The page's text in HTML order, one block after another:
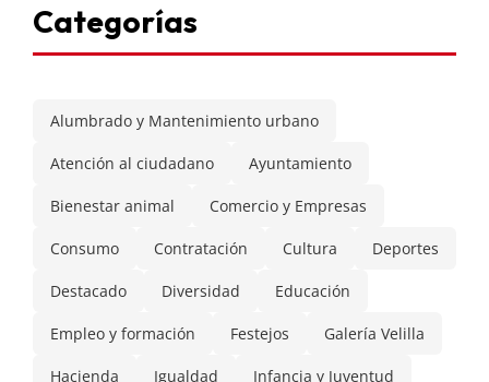
Categorías
Alumbrado y Mantenimiento urbano
Atención al ciudadano Ayuntamiento
Bienestar animal Comercio y Empresas
Consumo Contratación Cultura Deportes
Destacado Diversidad Educación
Empleo y formación Festejos Galería Velilla
Hacienda Igualdad Infancia y Juventud